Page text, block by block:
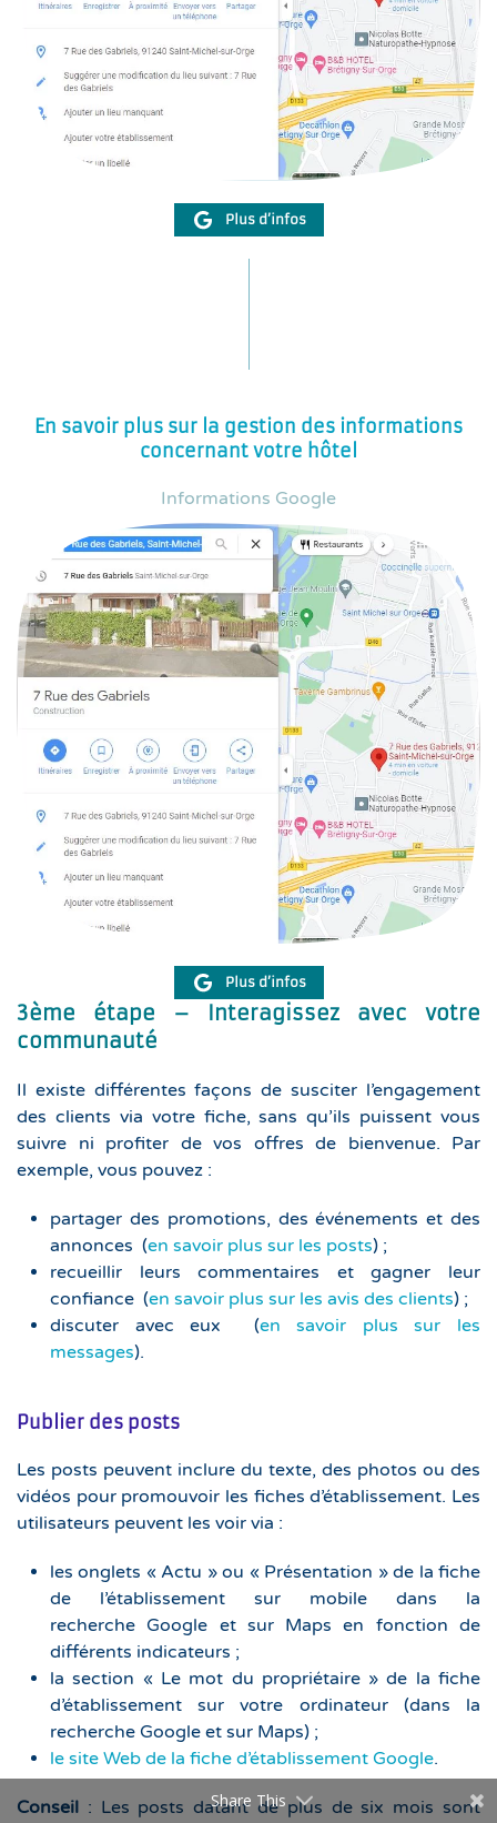
Plus d’infos
En savoir plus sur la gestion des informations
concernant votre hôtel
Informations Google
Plus d’infos
3ème étape – Interagissez avec votre
communauté
Il existe différentes façons de susciter l’engagement
des clients via votre fiche, sans qu’ils puissent vous
suivre ni profiter de vos offres de bienvenue. Par
exemple, vous pouvez :
partager des promotions, des événements et des
annonces (en savoir plus sur les posts) ;
recueillir leurs commentaires et gagner leur
confiance (en savoir plus sur les avis des clients) ;
discuter avec eux (en savoir plus sur les
messages).
Publier des posts
Les posts peuvent inclure du texte, des photos ou des
vidéos pour promouvoir les fiches d’établissement. Les
utilisateurs peuvent les voir via :
les onglets « Actu » ou « Présentation » de la fiche
de l’établissement sur mobile dans la
recherche Google et sur Maps en fonction de
différents indicateurs ;
la section « Le mot du propriétaire » de la fiche
d’établissement sur votre ordinateur (dans la
recherche Google et sur Maps) ;
le site Web de la fiche d’établissement Google.
Conseil : Les posts datant de plus de six mois sont
Share This